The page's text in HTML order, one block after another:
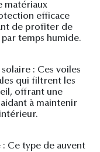
matériaux
efficace
de profiter de
temps humide.
: Ces voiles
qui filtrent les
offrant une
à maintenir
Ce type de auvent